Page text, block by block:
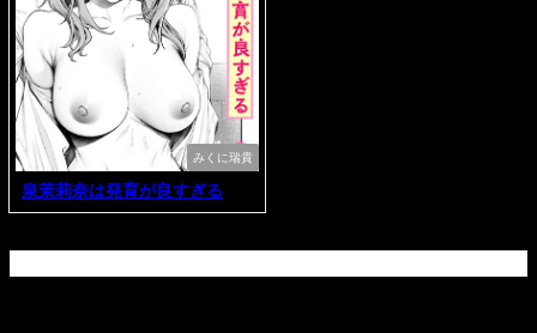
みくに瑞貴
泉茉莉奈は発育が良すぎる